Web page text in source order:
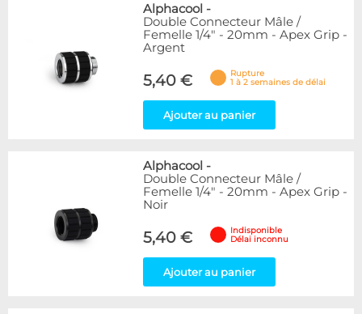
Alphacool -
Double Connecteur Mâle /
Femelle 1/4" - 20mm - Apex Grip -
Argent
5,40 €
Rupture
1 à 2 semaines de délai
Ajouter au panier
Alphacool -
Double Connecteur Mâle /
Femelle 1/4" - 20mm - Apex Grip -
Noir
5,40 €
Indisponible
Délai inconnu
Ajouter au panier